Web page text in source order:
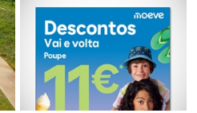
Portugal Karting e mira boa
estreia - O Campeonato
Portugal Karting 2026
decorre entre 1 de Março e
6 de Setembro